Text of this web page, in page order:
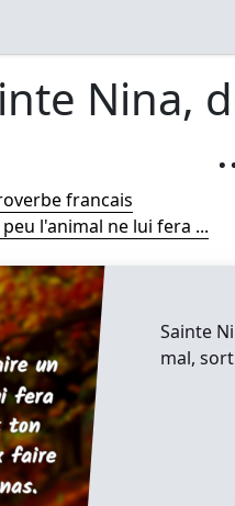
Nina,
francais
l'animal ne lui fera ...
Sainte
mal,